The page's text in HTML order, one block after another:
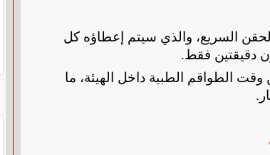
إلى الحقن السريع، والذي سيتم إعطاؤه كل
دقيقتين فقط.
أكثر من 100 ألف ساعة سنويًا من وقت الطواقم الطبية داخل الهيئة، ما
.